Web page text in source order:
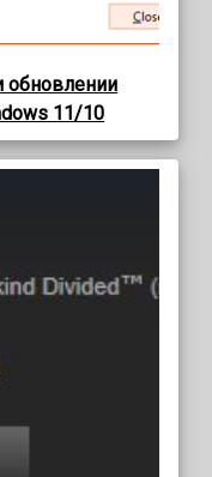
обновлении
11/10